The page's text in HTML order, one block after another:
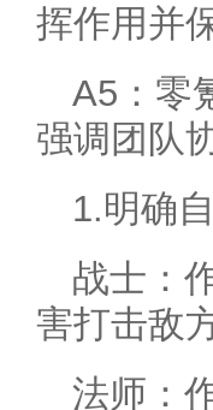
挥作用并
A5：零
强调团队
1.明确
战士：
害打击敌
法师：